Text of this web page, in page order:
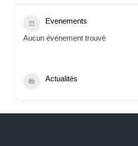
Evenements
Aucun événement trouvé
Actualités